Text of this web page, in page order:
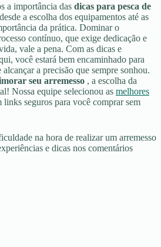
a importância das dicas para pesca de
a escolha dos equipamentos até as
da prática. Dominar o
contínuo, que exige dedicação e
vale a pena. Com as dicas e
você estará bem encaminhado para
alcançar a precisão que sempre sonhou.
seu arremesso , a escolha da
Nossa equipe selecionou as melhores
links seguros para você comprar sem
na hora de realizar um arremesso
e dicas nos comentários